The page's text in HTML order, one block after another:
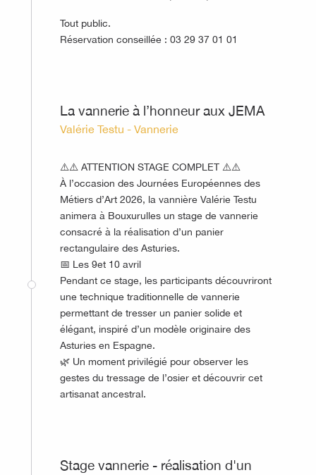
Tout public.
Réservation conseillée : 03 29 37 01 01
La vannerie à l’honneur aux JEMA
Valérie Testu - Vannerie
⚠️⚠️ ATTENTION STAGE COMPLET ⚠️⚠️
À l’occasion des Journées Européennes des
Métiers d’Art 2026, la vannière Valérie Testu
animera à Bouxurulles un stage de vannerie
consacré à la réalisation d’un panier
rectangulaire des Asturies.
📅 Les 9et 10 avril
Pendant ce stage, les participants découvriront
une technique traditionnelle de vannerie
permettant de tresser un panier solide et
élégant, inspiré d’un modèle originaire des
Asturies en Espagne.
🌿 Un moment privilégié pour observer les
gestes du tressage de l’osier et découvrir cet
artisanat ancestral.
Stage vannerie - réalisation d'un